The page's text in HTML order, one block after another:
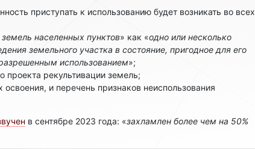
приступать к использованию будет возникать во всех
населенных пунктов» как «одно или несколько
земельного участка в состояние, пригодное для его
использованием»;
проекта рекультивации земель;
и перечень признаков неиспользования
в сентябре 2023 года: «захламлен более чем на 50%